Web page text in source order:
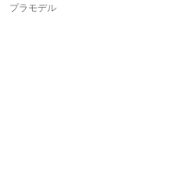
プラモデル